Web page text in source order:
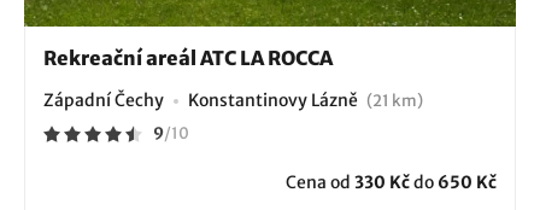
Rekreační areál ATC LA ROCCA
Západní Čechy Konstantinovy Lázně (21 km)
9/10
Cena od 330 Kčdo 650 Kč